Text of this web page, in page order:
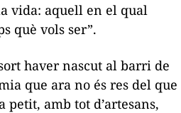
vida: aquell en el qual
què vols ser”.
haver nascut al barri de
que ara no és res del que
amb tot d’artesans,